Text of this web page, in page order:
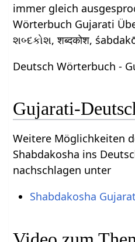
immer gleich
Wörterbuch Gujarati
શબ્દકોશ, शब्दकोश,
Deutsch Wörterbuch -
Gujarati-
Weitere Möglichkeiten
Shabdakosha ins
nachschlagen unter
Shabdakosha